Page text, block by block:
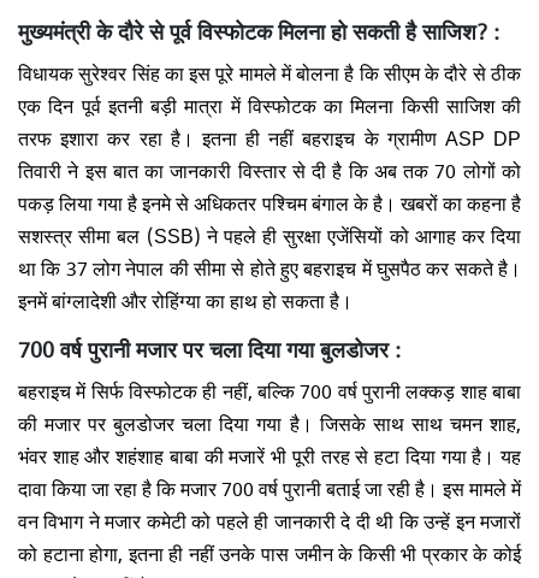
मुख्यमंत्री के दौरे से पूर्व विस्फोटक मिलना हो सकती है साजिश? :
विधायक सुरेश्वर सिंह का इस पूरे मामले में बोलना है कि सीएम के दौरे से ठीक
एक दिन पूर्व इतनी बड़ी मात्रा में विस्फोटक का मिलना किसी साजिश की
तरफ इशारा कर रहा है। इतना ही नहीं बहराइच के ग्रामीण ASP DP
तिवारी ने इस बात का जानकारी विस्तार से दी है कि अब तक 70 लोगों को
पकड़ लिया गया है इनमे से अधिकतर पश्चिम बंगाल के है। खबरों का कहना है
सशस्त्र सीमा बल (SSB) ने पहले ही सुरक्षा एजेंसियों को आगाह कर दिया
था कि 37 लोग नेपाल की सीमा से होते हुए बहराइच में घुसपैठ कर सकते है।
इनमें बांग्लादेशी और रोहिंग्या का हाथ हो सकता है।
700 वर्ष पुरानी मजार पर चला दिया गया बुलडोजर :
बहराइच में सिर्फ विस्फोटक ही नहीं, बल्कि 700 वर्ष पुरानी लक्कड़ शाह बाबा
की मजार पर बुलडोजर चला दिया गया है। जिसके साथ साथ चमन शाह,
भंवर शाह और शहंशाह बाबा की मजारें भी पूरी तरह से हटा दिया गया है। यह
दावा किया जा रहा है कि मजार 700 वर्ष पुरानी बताई जा रही है। इस मामले में
वन विभाग ने मजार कमेटी को पहले ही जानकारी दे दी थी कि उन्हें इन मजारों
को हटाना होगा, इतना ही नहीं उनके पास जमीन के किसी भी प्रकार के कोई